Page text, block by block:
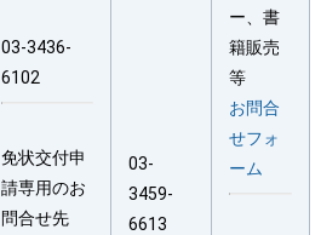
03-3436-
6102
免状交付申
請専用のお
問合せ先
03-
3459-
6613
ー、書
籍販売
等
お問合
せフォ
ーム